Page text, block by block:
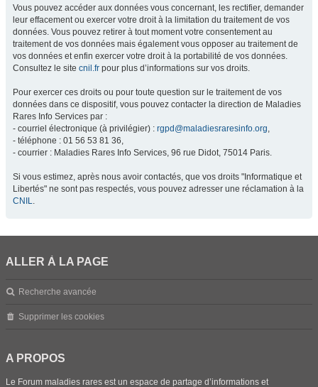
Vous pouvez accéder aux données vous concernant, les rectifier, demander
leur effacement ou exercer votre droit à la limitation du traitement de vos
données. Vous pouvez retirer à tout moment votre consentement au
traitement de vos données mais également vous opposer au traitement de
vos données et enfin exercer votre droit à la portabilité de vos données.
Consultez le site cnil.fr pour plus d’informations sur vos droits.
Pour exercer ces droits ou pour toute question sur le traitement de vos
données dans ce dispositif, vous pouvez contacter la direction de Maladies
Rares Info Services par :
- courriel électronique (à privilégier) : rgpd@maladiesraresinfo.org,
- téléphone : 01 56 53 81 36,
- courrier : Maladies Rares Info Services, 96 rue Didot, 75014 Paris.
Si vous estimez, après nous avoir contactés, que vos droits "Informatique et
Libertés" ne sont pas respectés, vous pouvez adresser une réclamation à la
CNIL.
ALLER À LA PAGE
Recherche avancée
Supprimer les cookies
A PROPOS
Le Forum maladies rares est un espace de partage d’informations et